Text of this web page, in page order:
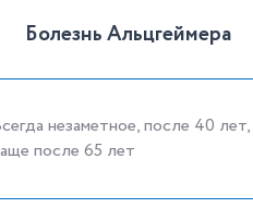
Болезнь Альцгеймера
незаметное, после 40 лет,
после 65 лет